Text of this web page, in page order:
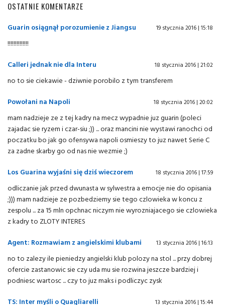
OSTATNIE KOMENTARZE
Guarin osiągnął porozumienie z Jiangsu 19 stycznia 2016 | 15:18
!!!!!!!!!!!!!!
Calleri jednak nie dla Interu
18 stycznia 2016 | 21:02
no to sie ciekawie - dziwnie porobilo z tym transferem
Powołani na Napoli
18 stycznia 2016 | 20:02
mam nadzieje ze z tej kadry na mecz wypadnie juz guarin (poleci
zajadac sie ryzem i czar-siu ;)) ... oraz mancini nie wystawi ranochci od
poczatku bo jak go ofensywa napoli osmieszy to juz nawet Serie C
za zadne skarby go od nas nie wezmie ;)
Los Guarina wyjaśni się dziś wieczorem
18 stycznia 2016 | 17:59
odliczanie jak przed dwunasta w sylwestra a emocje nie do opisania
;))) mam nadzieje ze pozbedziemy sie tego czlowieka w koncu z
zespolu ... za 15 mln opchnac niczym nie wyrozniajacego sie czlowieka
z kadry to ZLOTY INTERES
Agent: Rozmawiam z angielskimi klubami
13 stycznia 2016 | 16:13
no to zalezy ile pieniedzy angielski klub polozy na stol ... przy dobrej
ofercie zastanowic sie czy uda mu sie rozwina jeszcze bardziej i
podniesc wartosc ... czy to juz maks i podliczyc zysk
TS: Inter myśli o Quagliarelli
13 stycznia 2016 | 15:44